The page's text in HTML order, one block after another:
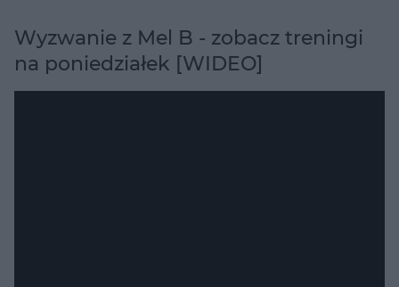
Wyzwanie z Mel B - zobacz treningi
na poniedziałek [WIDEO]